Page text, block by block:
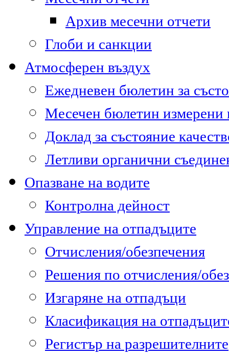
Архив месечни отчети
Глоби и санкции
Атмосферен въздух
Ежедневен бюлетин за
Месечен бюлетин
Доклад за състояние
Летливи органични
Опазване на водите
Контролна дейност
Управление на отпадъците
Отчисления/обезпечения
Решения по отчисления/
Изгаряне на отпадъци
Класификация на
Регистър на разрешителните